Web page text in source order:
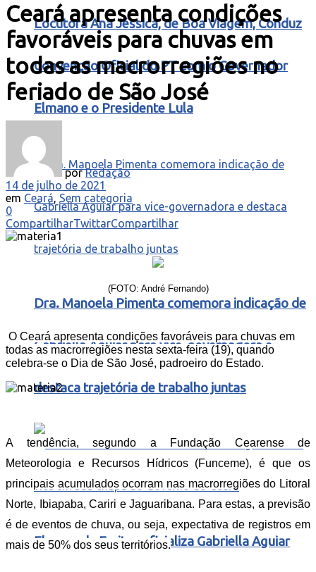
Locutora Ana Jéssica, de Boa Viagem, Conduz
Convenção Oficial do PT com o Governador
Elmano e o Presidente Lula
Dra. Manoela Pimenta comemora indicação de
Gabriella Aguiar para vice-governadora e
destaca trajetória de trabalho juntas
Elmano de Freitas oficializa Gabriella Aguiar
Ceará apresenta condições
favoráveis para chuvas em
todas as macrorregiões no
feriado de São José
por Redação
14 de julho de 2021
em Ceará, Sem categoria
0
CompartilharTwittarCompartilhar
(FOTO: André Fernando)
O Ceará apresenta condições favoráveis para chuvas em
todas as macrorregiões nesta sexta-feira (19), quando
celebra-se o Dia de São José, padroeiro do Estado.
A tendência, segundo a Fundação Cearense de
Meteorologia e Recursos Hídricos (Funceme), é que os
principais acumulados ocorram nas macrorregiões do Litoral
Norte, Ibiapaba, Cariri e Jaguaribana. Para estas, a previsão
é de eventos de chuva, ou seja, expectativa de registros em
mais de 50% dos seus territórios.